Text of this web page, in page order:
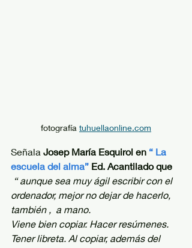
fotografía tuhuellaonline.com
Señala Josep María Esquirol en “ La
escuela del alma” Ed. Acantilado que
“ aunque sea muy ágil escribir con el
ordenador, mejor no dejar de hacerlo,
también ,  a mano.
Viene bien copiar. Hacer resúmenes.
Tener libreta. Al copiar, además del